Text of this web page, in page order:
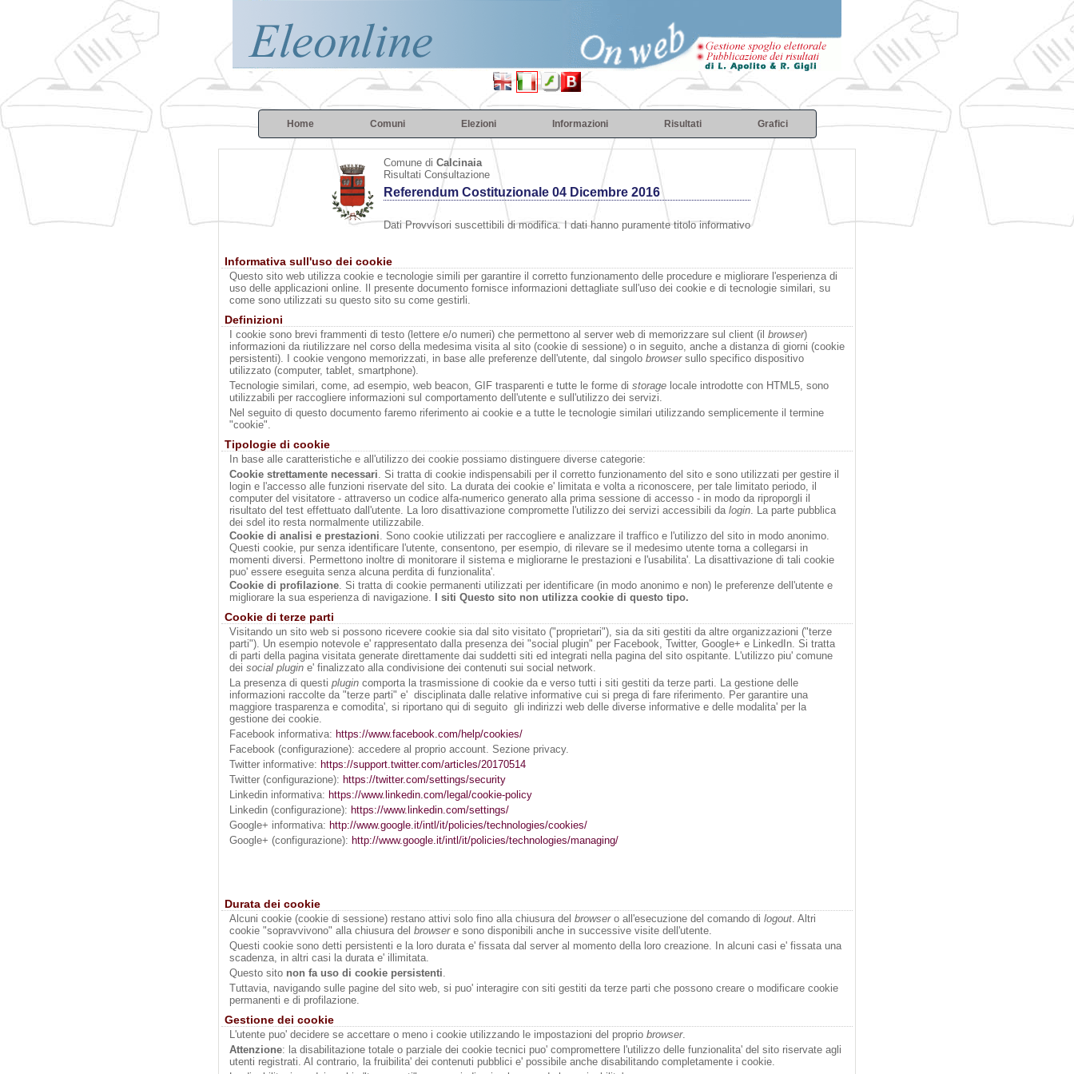
Home Comuni Elezioni Informazioni Risultati Grafici
Comune di Calcinaia
Risultati Consultazione
Referendum Costituzionale 04 Dicembre 2016
Dati Provvisori suscettibili di modifica. I dati hanno puramente titolo informativo
Informativa sull'uso dei cookie
Questo sito web utilizza cookie e tecnologie simili per garantire il corretto funzionamento delle procedure e migliorare l'esperienza di
uso delle applicazioni online. Il presente documento fornisce informazioni dettagliate sull'uso dei cookie e di tecnologie similari, su
come sono utilizzati su questo sito su come gestirli.
Definizioni
I cookie sono brevi frammenti di testo (lettere e/o numeri) che permettono al server web di memorizzare sul client (il browser)
informazioni da riutilizzare nel corso della medesima visita al sito (cookie di sessione) o in seguito, anche a distanza di giorni (cookie
persistenti). I cookie vengono memorizzati, in base alle preferenze dell'utente, dal singolo browsersullo specifico dispositivo
utilizzato (computer, tablet, smartphone).
Tecnologie similari, come, ad esempio, web beacon, GIF trasparenti e tutte le forme di storage locale introdotte con HTML5, sono
utilizzabili per raccogliere informazioni sul comportamento dell'utente e sull'utilizzo dei servizi.
Nel seguito di questo documento faremo riferimento ai cookie e a tutte le tecnologie similari utilizzando semplicemente il termine
"cookie".
Tipologie di cookie
In base alle caratteristiche e all'utilizzo dei cookie possiamo distinguere diverse categorie:
Cookie strettamente necessari. Si tratta di cookie indispensabili per il corretto funzionamento del sito e sono utilizzati per gestire il
login e l'accesso alle funzioni riservate del sito. La durata dei cookie e' limitata e volta a riconoscere, per tale limitato periodo, il
computer del visitatore - attraverso un codice alfa-numerico generato alla prima sessione di accesso - in modo da riproporgli il
risultato del test effettuato dall'utente. La loro disattivazione compromette l'utilizzo dei servizi accessibili da login. La parte pubblica
dei sdel ito resta normalmente utilizzabile.
Cookie di analisi e prestazioni. Sono cookie utilizzati per raccogliere e analizzare il traffico e l'utilizzo del sito in modo anonimo.
Questi cookie, pur senza identificare l'utente, consentono, per esempio, di rilevare se il medesimo utente torna a collegarsi in
momenti diversi. Permettono inoltre di monitorare il sistema e migliorarne le prestazioni e l'usabilita'. La disattivazione di tali cookie
puo' essere eseguita senza alcuna perdita di funzionalita'.
Cookie di profilazione. Si tratta di cookie permanenti utilizzati per identificare (in modo anonimo e non) le preferenze dell'utente e
migliorare la sua esperienza di navigazione.
I siti Questo sito non utilizza cookie di questo tipo.
Cookie di terze parti
Visitando un sito web si possono ricevere cookie sia dal sito visitato ("proprietari"), sia da siti gestiti da altre organizzazioni ("terze
parti"). Un esempio notevole e' rappresentato dalla presenza dei "social plugin" per Facebook, Twitter, Google+ e LinkedIn. Si tratta
di parti della pagina visitata generate direttamente dai suddetti siti ed integrati nella pagina del sito ospitante. L'utilizzo piu' comune
dei social plugin e' finalizzato alla condivisione dei contenuti sui social network.
La presenza di questi plugin comporta la trasmissione di cookie da e verso tutti i siti gestiti da terze parti. La gestione delle
informazioni raccolte da "terze parti" e' disciplinata dalle relative informative cui si prega di fare riferimento. Per garantire una
maggiore trasparenza e comodita', si riportano qui di seguito gli indirizzi web delle diverse informative e delle modalita' per la
gestione dei cookie.
Facebook informativa: https://www.facebook.com/help/cookies/
Facebook (configurazione): accedere al proprio account. Sezione privacy.
Twitter informative: https://support.twitter.com/articles/20170514
Twitter (configurazione): https://twitter.com/settings/security
Linkedin informativa: https://www.linkedin.com/legal/cookie-policy
Linkedin (configurazione): https://www.linkedin.com/settings/
Google+ informativa: http://www.google.it/intl/it/policies/technologies/cookies/
Google+ (configurazione): http://www.google.it/intl/it/policies/technologies/managing/
Durata dei cookie
Alcuni cookie (cookie di sessione) restano attivi solo fino alla chiusura del browsero all'esecuzione del comando di logout. Altri
cookie "sopravvivono" alla chiusura del browsere sono disponibili anche in successive visite dell'utente.
Questi cookie sono detti persistenti e la loro durata e' fissata dal server al momento della loro creazione. In alcuni casi e' fissata una
scadenza, in altri casi la durata e' illimitata.
Questo sito non fa uso di cookie persistenti.
Tuttavia, navigando sulle pagine del sito web, si puo' interagire con siti gestiti da terze parti che possono creare o modificare cookie
permanenti e di profilazione.
Gestione dei cookie
L'utente puo' decidere se accettare o meno i cookie utilizzando le impostazioni del proprio browser.
Attenzione: la disabilitazione totale o parziale dei cookie tecnici puo' compromettere l'utilizzo delle funzionalita' del sito riservate agli
utenti registrati. Al contrario, la fruibilita' dei contenuti pubblici e' possibile anche disabilitando completamente i cookie.